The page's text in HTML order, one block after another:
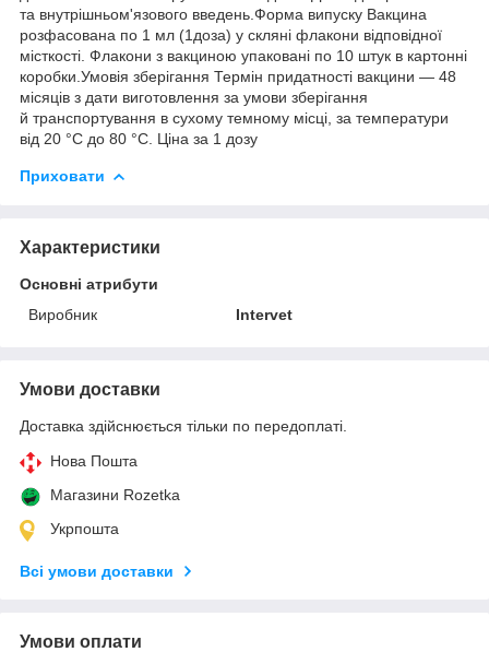
та внутрішньом'язового введень.Форма випуску Вакцина
розфасована по 1 мл (1доза) у скляні флакони відповідної
місткості. Флакони з вакциною упаковані по 10 штук в картонні
коробки.Умовія зберігання Термін придатності вакцини — 48
місяців з дати виготовлення за умови зберігання
й транспортування в сухому темному місці, за температури
від 20 °C до 80 °C. Ціна за 1 дозу
Приховати
Характеристики
Основні атрибути
Виробник
Intervet
Умови доставки
Доставка здійснюється тільки по передоплаті.
Нова Пошта
Магазини Rozetka
Укрпошта
Всі умови доставки
Умови оплати